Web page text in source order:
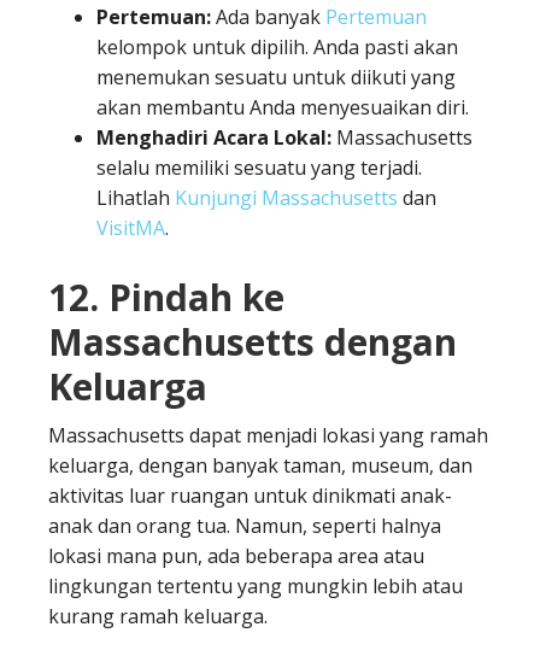
Pertemuan:Ada banyak Pertemuan
kelompok untuk dipilih. Anda pasti akan
menemukan sesuatu untuk diikuti yang
akan membantu Anda menyesuaikan diri.
Menghadiri Acara Lokal: Massachusetts
selalu memiliki sesuatu yang terjadi.
Lihatlah Kunjungi Massachusetts dan
VisitMA.
12. Pindah ke
Massachusetts dengan
Keluarga
Massachusetts dapat menjadi lokasi yang ramah
keluarga, dengan banyak taman, museum, dan
aktivitas luar ruangan untuk dinikmati anak-
anak dan orang tua. Namun, seperti halnya
lokasi mana pun, ada beberapa area atau
lingkungan tertentu yang mungkin lebih atau
kurang ramah keluarga.